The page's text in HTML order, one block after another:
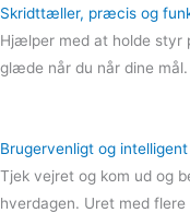
Skridttæller, præcis og
Hjælper med at holde styr
glæde når du når dine mål.
Brugervenligt og
Tjek vejret og kom ud og
hverdagen. Uret med